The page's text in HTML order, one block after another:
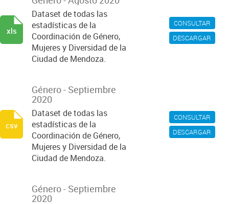
CONSULTAR
DESCARGAR
Dataset de todas las
estadísticas de la
Coordinación de Género,
Mujeres y Diversidad de la
Ciudad de Mendoza.
xls
CONSULTAR
DESCARGAR
Género - Septiembre
2020
Dataset de todas las
estadísticas de la
Coordinación de Género,
Mujeres y Diversidad de la
Ciudad de Mendoza.
csv
Género - Septiembre
2020